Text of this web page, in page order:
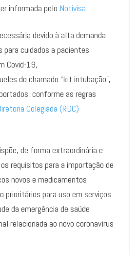
informada pelo Notivisa.
devido à alta demanda
para cuidados a pacientes
Covid-19,
do chamado “kit intubação”,
conforme as regras
Colegiada (RDC)
de forma extraordinária e
requisitos para a importação de
novos e medicamentos
prioritários para uso em serviços
da emergência de saúde
relacionada ao novo coronavírus